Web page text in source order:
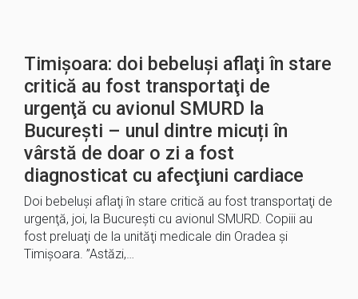
Timișoara: doi bebeluşi aflaţi în stare
critică au fost transportaţi de
urgenţă cu avionul SMURD la
București – unul dintre micuți în
vârstă de doar o zi a fost
diagnosticat cu afecţiuni cardiace
Doi bebeluşi aflaţi în stare critică au fost transportaţi de
urgenţă, joi, la Bucureşti cu avionul SMURD. Copiii au
fost preluaţi de la unităţi medicale din Oradea şi
Timişoara. ”Astăzi,…